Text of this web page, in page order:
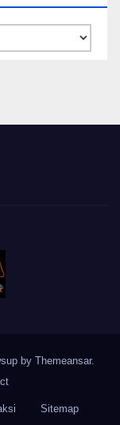
by Themeansar.
Sitemap